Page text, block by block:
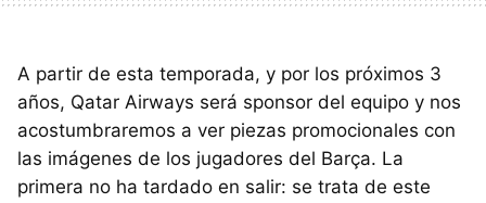
A partir de esta temporada, y por los próximos 3
años, Qatar Airways será sponsor del equipo y nos
acostumbraremos a ver piezas promocionales con
las imágenes de los jugadores del Barça. La
primera no ha tardado en salir: se trata de este